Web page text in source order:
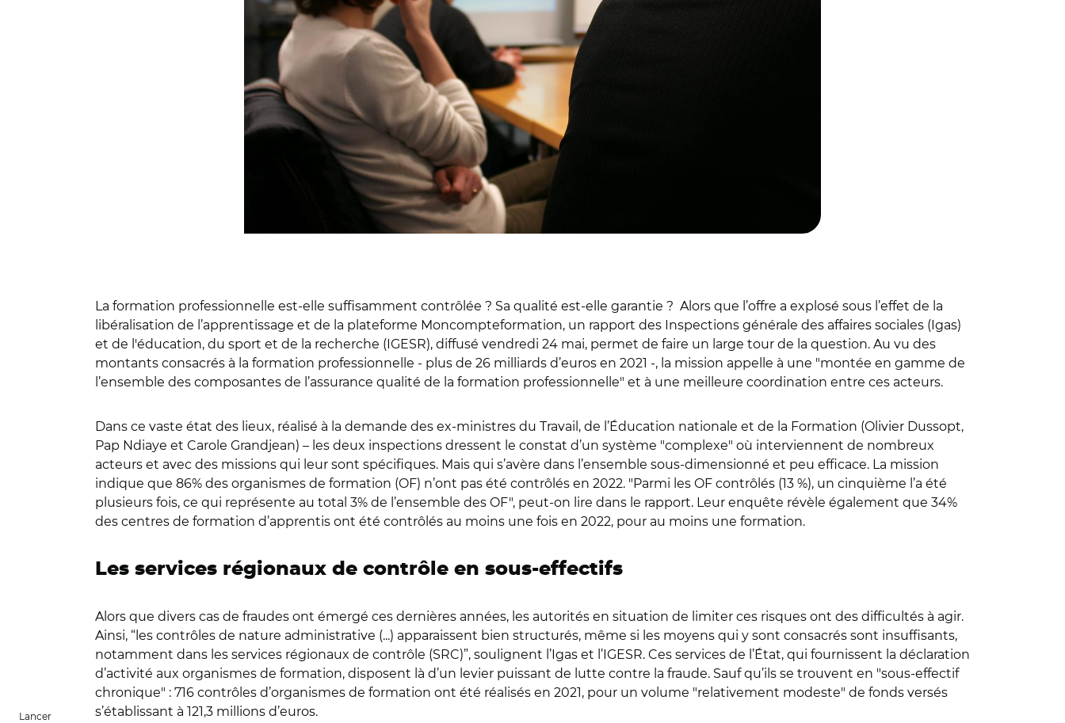
Lancer
La formation professionnelle est-elle suffisamment contrôlée ? Sa qualité est-elle garantie ? Alors que l’offre a explosé sous l’effet de la
libéralisation de l’apprentissage et de la plateforme Moncompteformation, un rapport des Inspections générale des affaires sociales (Igas)
et de l'éducation, du sport et de la recherche (IGESR), diffusé vendredi 24 mai, permet de faire un large tour de la question. Au vu des
montants consacrés à la formation professionnelle - plus de 26 milliards d’euros en 2021 -, la mission appelle à une "montée en gamme de
l’ensemble des composantes de l’assurance qualité de la formation professionnelle" et à une meilleure coordination entre ces acteurs.
Dans ce vaste état des lieux, réalisé à la demande des ex-ministres du Travail, de l’Éducation nationale et de la Formation (Olivier Dussopt,
Pap Ndiaye et Carole Grandjean) – les deux inspections dressent le constat d’un système "complexe" où interviennent de nombreux
acteurs et avec des missions qui leur sont spécifiques. Mais qui s’avère dans l’ensemble sous-dimensionné et peu efficace. La mission
indique que 86% des organismes de formation (OF) n’ont pas été contrôlés en 2022. "Parmi les OF contrôlés (13 %), un cinquième l’a été
plusieurs fois, ce qui représente au total 3% de l’ensemble des OF", peut-on lire dans le rapport. Leur enquête révèle également que 34%
des centres de formation d’apprentis ont été contrôlés au moins une fois en 2022, pour au moins une formation.
Les services régionaux de contrôle en sous-effectifs
Alors que divers cas de fraudes ont émergé ces dernières années, les autorités en situation de limiter ces risques ont des difficultés à agir.
Ainsi, “les contrôles de nature administrative (...) apparaissent bien structurés, même si les moyens qui y sont consacrés sont insuffisants,
notamment dans les services régionaux de contrôle (SRC)”, soulignent l’Igas et l’IGESR. Ces services de l’État, qui fournissent la déclaration
d’activité aux organismes de formation, disposent là d’un levier puissant de lutte contre la fraude. Sauf qu’ils se trouvent en "sous-effectif
chronique" : 716 contrôles d’organismes de formation ont été réalisés en 2021, pour un volume "relativement modeste" de fonds versés
s’établissant à 121,3 millions d’euros.